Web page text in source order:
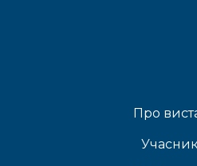
Про